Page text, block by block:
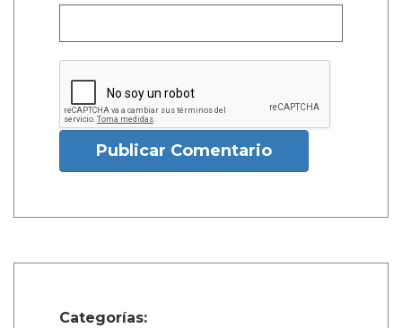
Publicar Comentario
Categorías: